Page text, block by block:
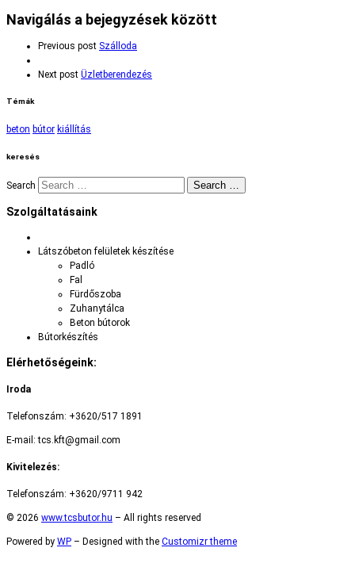
Navigálás a bejegyzések között
Previous post Szálloda
Next post Üzletberendezés
Témák
beton bútor kiállítás
keresés
Search Search …
Szolgáltatásaink
Látszóbeton felületek készítése
Padló
Fal
Fürdőszoba
Zuhanytálca
Beton bútorok
Bútorkészítés
Elérhetőségeink:
Iroda
Telefonszám: +3620/517 1891
E-mail: tcs.kft@gmail.com
Kivitelezés:
Telefonszám: +3620/9711 942
© 2026 www.tcsbutor.hu – All rights reserved
Powered by WP – Designed with the Customizr theme